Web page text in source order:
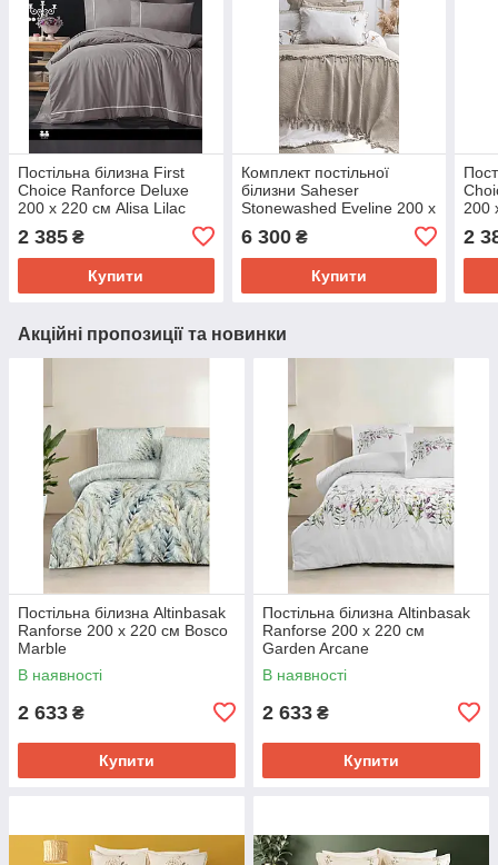
Постільна білизна First
Choice Ranforce Deluxe
200 х 220 см Alisa Lilac
2 385 ₴
Купити
Комплект постільної
білизни Saheser
Stonewashed Eveline 200 х
6 300₴
Купити
200
2
Акційні пропозиції та новинки
Постільна білизна Altinbasak
Ranforse 200 х 220 см Bosco
Marble
В наявності
2 633 ₴
Купити
Постільна білизна Altinbasak
Ranforse 200 х 220 см
Garden Arcane
В наявності
2 633 ₴
Купити